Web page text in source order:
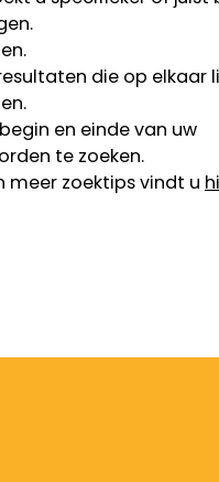
die op elkaar
en einde van uw
te zoeken.
meer zoektips vindt u